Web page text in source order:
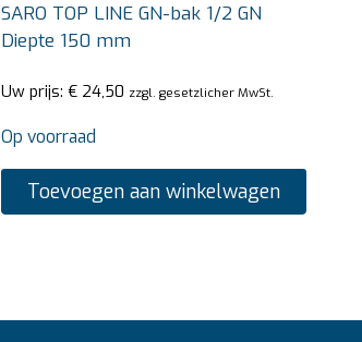
SARO TOP LINE GN-bak 1/2 GN
Diepte 150 mm
Uw prijs: €24,50 zzgl. gesetzlicher MwSt.
Op voorraad
Toevoegen aan winkelwagen